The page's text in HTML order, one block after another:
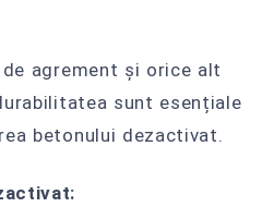
agrement și orice alt
sunt esențiale
betonului dezactivat.